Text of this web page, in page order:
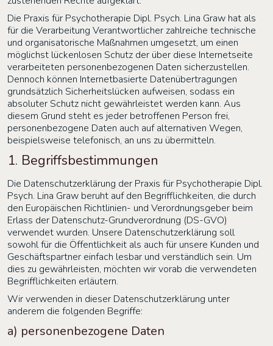
Die Praxis für Psychotherapie Dipl. Psych. Lina Graw hat als
für die Verarbeitung Verantwortlicher zahlreiche technische
und organisatorische Maßnahmen umgesetzt, um einen
möglichst lückenlosen Schutz der über diese Internetseite
verarbeiteten personenbezogenen Daten sicherzustellen.
Dennoch können Internetbasierte Datenübertragungen
grundsätzlich Sicherheitslücken aufweisen, sodass ein
absoluter Schutz nicht gewährleistet werden kann. Aus
diesem Grund steht es jeder betroffenen Person frei,
personenbezogene Daten auch auf alternativen Wegen,
beispielsweise telefonisch, an uns zu übermitteln.
1. Begriffsbestimmungen
Die Datenschutzerklärung der Praxis für Psychotherapie Dipl.
Psych. Lina Graw beruht auf den Begrifflichkeiten, die durch
den Europäischen Richtlinien- und Verordnungsgeber beim
Erlass der Datenschutz-Grundverordnung (DS-GVO)
verwendet wurden. Unsere Datenschutzerklärung soll
sowohl für die Öffentlichkeit als auch für unsere Kunden und
Geschäftspartner einfach lesbar und verständlich sein. Um
dies zu gewährleisten, möchten wir vorab die verwendeten
Begrifflichkeiten erläutern.
Wir verwenden in dieser Datenschutzerklärung unter
anderem die folgenden Begriffe:
a) personenbezogene Daten